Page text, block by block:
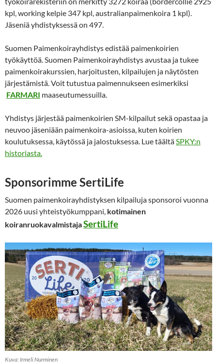
kpl, working kelpie 347 kpl, australianpaimenkoira 1 kpl).
Jäseniä yhdistyksessä on 497.
Suomen Paimenkoirayhdistys edistää paimenkoirien
työkäyttöä. Suomen Paimenkoirayhdistys avustaa ja tukee
paimenkoirakurssien, harjoitusten, kilpailujen ja näytösten
järjestämistä. Voit tutustua paimennukseen esimerkiksi
FARMARI maaseutumessuilla.
Yhdistys järjestää paimenkoirien SM-kilpailut sekä opastaa ja
neuvoo jäseniään paimenkoira-asioissa, kuten koirien
koulutuksessa, käytössä ja jalostuksessa. Lue täältä SPKY:n
historiasta.
Sponsorimme SertiLife
Suomen paimenkoirayhdistyksen kilpailuja sponsoroi vuonna
2026 uusi yhteistyökumppani, kotimainen
koiranruokavalmistajaSertiLife
Kuva: Irmeli Nurminen